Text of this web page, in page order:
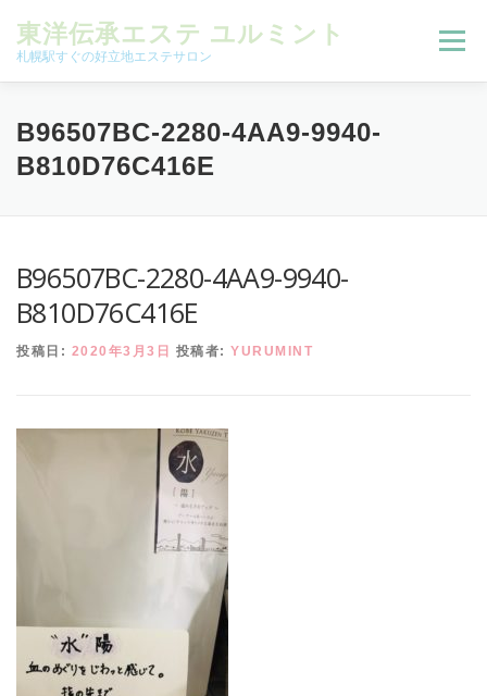
東洋伝承エステ ユルミント
札幌駅すぐの好立地エステサロン
メニュー
初回限定お試しコース（ご新規様限定）
オンラインメニュー アクセス よくある質問
B96507BC-2280-4AA9-9940-
B810D76C416E
B96507BC-2280-4AA9-9940-
B810D76C416E
投稿日: 2020年3月3日 投稿者: YURUMINT